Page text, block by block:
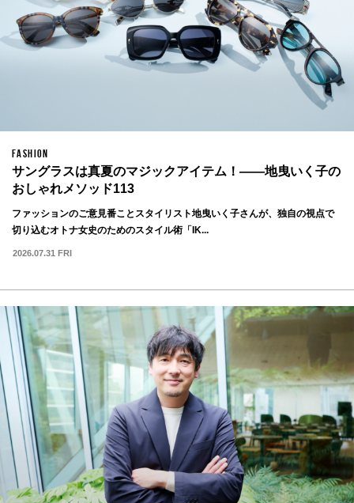
FASHION
サングラスは真夏のマジックアイテム！——地曳いく子の
おしゃれメソッド113
ファッションのご意見番ことスタイリスト地曳いく子さんが、独自の視点で
切り込むオトナ女史のためのスタイル術「IK...
2026.07.31 FRI